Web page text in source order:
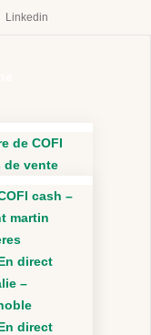
Linkedin
de COFI
de vente
cash –
martin
direct
–
direct